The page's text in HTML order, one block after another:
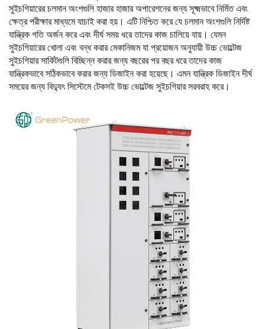
সুইচগিয়ারের চলমান অংশগুলি হাজার হাজার অপারেশনের জন্য সূক্ষ্মভাবে নির্মিত এবং
ক্ষেত্র পরীক্ষার মাধ্যমে যাচাই করা হয়। এটি নিশ্চিত করে যে চলমান অংশগুলি নির্দিষ্ট
যান্ত্রিক গতি অর্জন করে এবং দীর্ঘ সময় ধরে তাদের কাজ চালিয়ে যায়। যেমন
সুইচগিয়ারের খোলা এবং বন্ধ করার মেকানিজম যা প্রয়োজন অনুযায়ী উচ্চ ভোল্টেজ
সুইচগিয়ার সার্কিটগুলি বিচ্ছিন্ন করার জন্য বছরের পর বছর ধরে তাদের কাজ
যান্ত্রিকভাবে সঠিকভাবে করার জন্য ডিজাইন করা হয়েছে। এমন যান্ত্রিক ডিজাইন দীর্ঘ
সময়ের জন্য বিদ্যুৎ সিস্টেমে টেকসই উচ্চ ভোল্টেজ সুইচগিয়ার সরবরাহ করে।